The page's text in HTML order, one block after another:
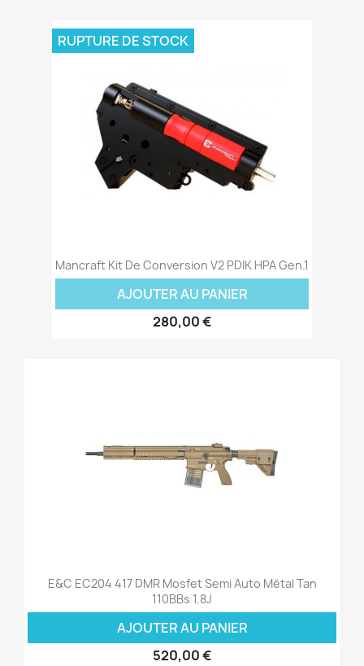
Mancraft Kit De Conversion V2 PDIK HPA Gen.1
AJOUTER AU PANIER
280,00 €
RUPTURE DE STOCK
E&C EC204 417 DMR Mosfet Semi Auto Métal Tan
110BBs 1.8J
AJOUTER AU PANIER
520,00 €